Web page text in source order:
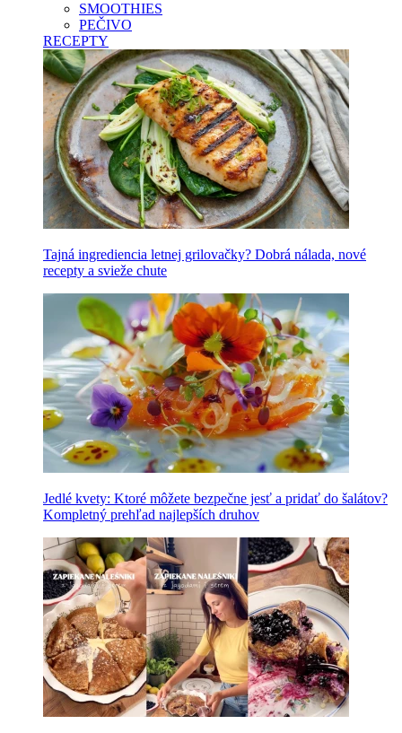
SMOOTHIES
PEČIVO
RECEPTY
Tajná ingrediencia letnej grilovačky? Dobrá nálada, nové
recepty a svieže chute
Jedlé kvety: Ktoré môžete bezpečne jesť a pridať do šalátov?
Kompletný prehľad najlepších druhov